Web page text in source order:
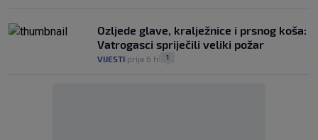
Ozljede glave, kralježnice i prsnog koša:
Vatrogasci spriječili veliki požar
VIJESTI prije 6 h 1